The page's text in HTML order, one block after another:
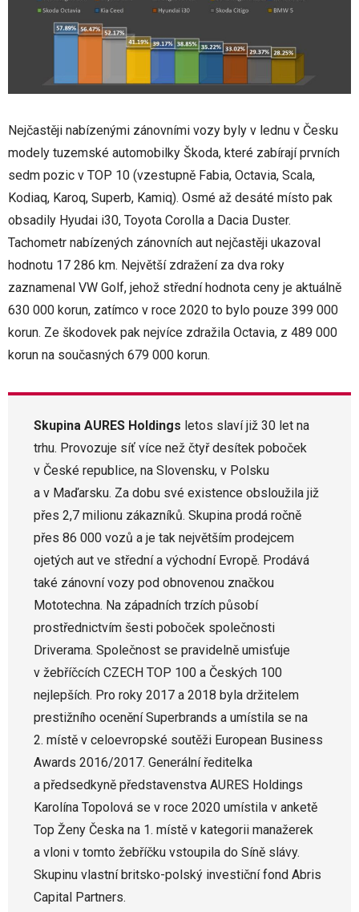
Nejčastěji nabízenými zánovními vozy byly v lednu v Česku
modely tuzemské automobilky Škoda, které zabírají prvních
sedm pozic v TOP 10 (vzestupně Fabia, Octavia, Scala,
Kodiaq, Karoq, Superb, Kamiq). Osmé až desáté místo pak
obsadily Hyudai i30, Toyota Corolla a Dacia Duster.
Tachometr nabízených zánovních aut nejčastěji ukazoval
hodnotu 17 286 km. Největší zdražení za dva roky
zaznamenal VW Golf, jehož střední hodnota ceny je aktuálně
630 000 korun, zatímco v roce 2020 to bylo pouze 399 000
korun. Ze škodovek pak nejvíce zdražila Octavia, z 489 000
korun na současných 679 000 korun.
Skupina AURES Holdings letos slaví již 30 let na
trhu. Provozuje síť více než čtyř desítek poboček
v České republice, na Slovensku, v Polsku
a v Maďarsku. Za dobu své existence obsloužila již
přes 2,7 milionu zákazníků. Skupina prodá ročně
přes 86 000 vozů a je tak největším prodejcem
ojetých aut ve střední a východní Evropě. Prodává
také zánovní vozy pod obnovenou značkou
Mototechna. Na západních trzích působí
prostřednictvím šesti poboček společnosti
Driverama. Společnost se pravidelně umisťuje
v žebříčcích CZECH TOP 100 a Českých 100
nejlepších. Pro roky 2017 a 2018 byla držitelem
prestižního ocenění Superbrands a umístila se na
2. místě v celoevropské soutěži European Business
Awards 2016/2017. Generální ředitelka
a předsedkyně představenstva AURES Holdings
Karolína Topolová se v roce 2020 umístila v anketě
Top Ženy Česka na 1. místě v kategorii manažerek
a vloni v tomto žebříčku vstoupila do Síně slávy.
Skupinu vlastní britsko-polský investiční fond Abris
Capital Partners.